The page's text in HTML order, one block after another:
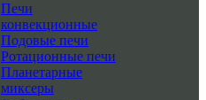
Печи
конвекционные
Подовые печи
Ротационные печи
Планетарные
миксеры